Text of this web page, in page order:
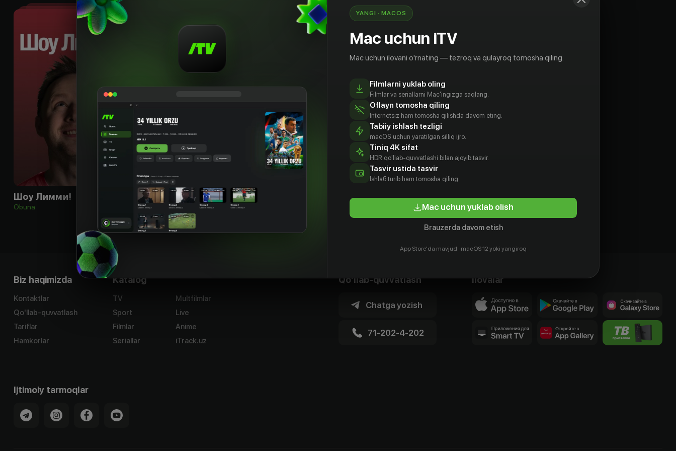
Шоу Лимми!
Obuna
Biz haqimizda
Kontaktlar
Qo'llab-quvvatlash
Tariflar
Hamkorlar
Katalog
TV
Sport
Filmlar
Seriallar
Multfilmlar
Live
Anime
iTrack.uz
Qo'llab-quvvatlash
Chatga yozish
71-202-4-202
Ilovalar
Ijtimoiy tarmoqlar
YANGI · MACOS
Mac uchun iTV
Mac uchun ilovani o'rnating — tezroq va qulayroq tomosha qiling.
Filmlarni yuklab oling
Filmlar va seriallarni Mac'ingizga saqlang.
Oflayn tomosha qiling
Internetsiz ham tomosha qilishda davom eting.
Tabiiy ishlash tezligi
macOS uchun yaratilgan silliq ijro.
Tiniq 4K sifat
HDR qo'llab-quvvatlashi bilan ajoyib tasvir.
Tasvir ustida tasvir
Ishlаб turib ham tomosha qiling.
Mac uchun yuklab olish
Brauzerda davom etish
App Store'da mavjud · macOS 12 yoki yangiroq